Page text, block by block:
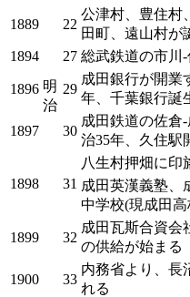
明
治
1889 22
公津村、豊住村
田町、遠山村が
1894
27 総武鉄道の市川
1896 29
成田銀行が開業
年、千葉銀行誕
1897 30
成田鉄道の佐倉
治35年、久住駅
1898 31
八生村押畑に印
成田英漢義塾、
中学校(現成田高
1899 32
成田瓦斯合資会
の供給が始まる
1900 33
内務省より、長
れる